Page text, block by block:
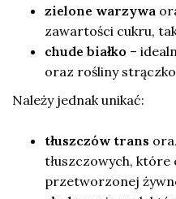
zielone warzywa
zawartości cukru,
chude białko –
oraz rośliny
Należy jednak unikać:
tłuszczów trans
tłuszczowych,
przetworzonej